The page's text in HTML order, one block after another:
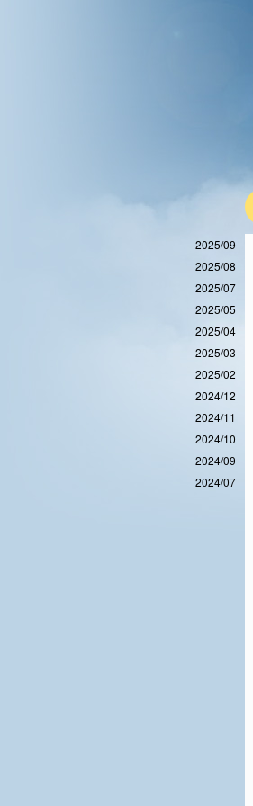
2025/09
2025/08
2025/07
2025/05
2025/04
2025/03
2025/02
2024/12
2024/11
2024/10
2024/09
2024/07